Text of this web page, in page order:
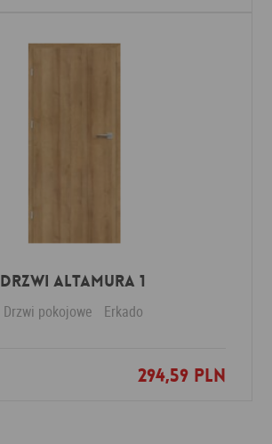
Drzwi Altamura 1
Drzwi pokojowe Erkado
294,59 PLN
Dodaj do ulubionych